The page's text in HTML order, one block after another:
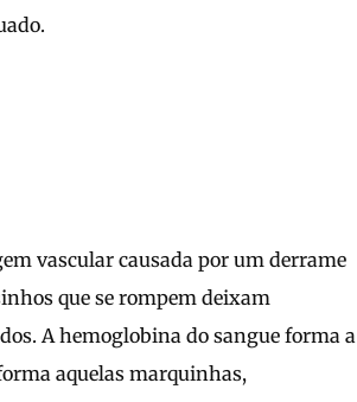
vascular causada por um derrame
que se rompem deixam
A hemoglobina do sangue forma a
aquelas marquinhas,